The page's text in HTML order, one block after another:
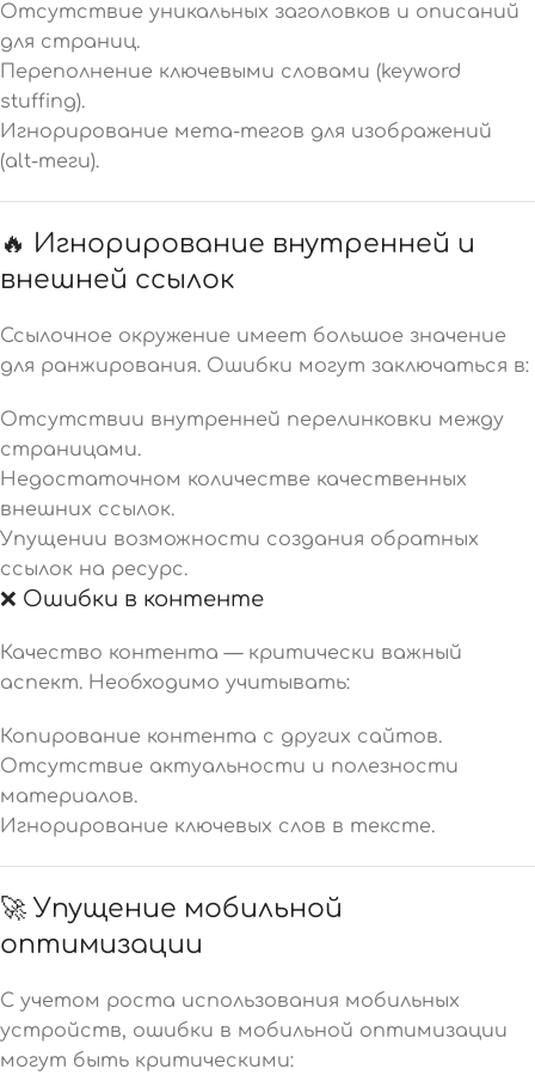
Отсутствие уникальных заголовков и описаний
для страниц.
Переполнение ключевыми словами (keyword
stuffing).
Игнорирование мета-тегов для изображений
(alt-теги).
🔥 Игнорирование внутренней и
внешней ссылок
Ссылочное окружение имеет большое значение
для ранжирования. Ошибки могут заключаться в:
Отсутствии внутренней перелинковки между
страницами.
Недостаточном количестве качественных
внешних ссылок.
Упущении возможности создания обратных
ссылок на ресурс.
❌ Ошибки в контенте
Качество контента — критически важный
аспект. Необходимо учитывать:
Копирование контента с других сайтов.
Отсутствие актуальности и полезности
материалов.
Игнорирование ключевых слов в тексте.
🚀 Упущение мобильной
оптимизации
С учетом роста использования мобильных
устройств, ошибки в мобильной оптимизации
могут быть критическими: